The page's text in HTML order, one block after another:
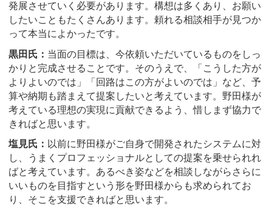
発展させていく必要があります。構想は多くあり、お願い
したいこともたくさんあります。頼れる相談相手が見つか
って本当によかったです。
黒田氏： 当面の目標は、今依頼いただいているものをしっ
かりと完成させることです。そのうえで、「こうした方が
よりよいのでは」「回路はこの方がよいのでは」など、予
算や納期も踏まえて提案したいと考えています。野田様が
考えている理想の実現に貢献できるよう、惜しまず協力で
きればと思います。
塩見氏： 以前に野田様がご自身で開発されたシステムに対
し、うまくプロフェッショナルとしての提案を乗せられれ
ばと考えています。あるべき姿などを相談しながらさらに
いいものを目指すという形を野田様からも求められてお
り、そこを支援できればと思います。